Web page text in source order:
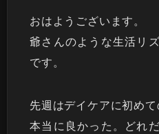
おはようございます。
爺さんのような生活
です。
先週はデイケアに初め
本当に良かった。どれ